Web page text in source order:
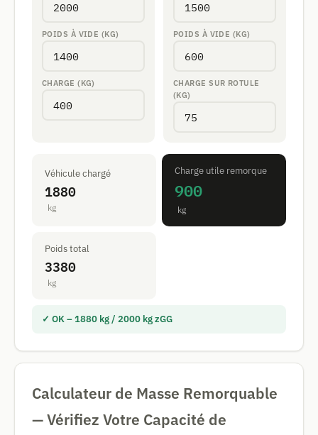
POIDS À VIDE (KG)
CHARGE (KG)
POIDS À VIDE (KG)
CHARGE SUR ROTULE
(KG)
Véhicule chargé
1880
kg
Charge utile remorque
900
kg
Poids total
3380
kg
✓ OK – 1880 kg / 2000 kg zGG
Calculateur de Masse Remorquable
— Vérifiez Votre Capacité de